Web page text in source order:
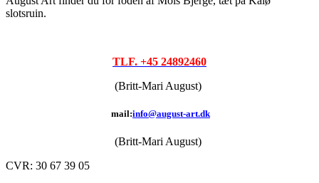
slotsruin.
TLF. +45 24892460
(Britt-Mari August)
mail:info@august-art.dk
(Britt-Mari August)
CVR: 30 67 39 05